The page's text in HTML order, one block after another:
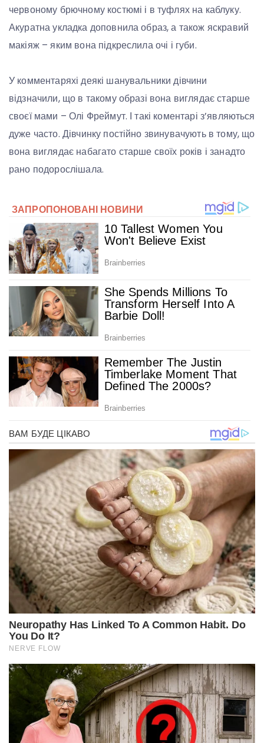
червоному брючному костюмі і в туфлях на каблуку.
Акуратна укладка доповнила образ, а також яскравий
макіяж – яким вона підкреслила очі і губи.
У комментаряхі деякі шанувальники дівчини
відзначили, що в такому образі вона виглядає старше
своєї мами – Олі Фреймут. І такі коментарі з’являються
дуже часто. Дівчинку постійно звинувачують в тому, що
вона виглядає набагато старше своїх років і занадто
рано подорослішала.